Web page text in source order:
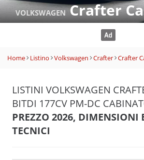
VOLKSWAGENCrafter
Home Listino Volkswagen Crafter Crafter
LISTINI VOLKSWAGEN
BITDI 177CV PM-DC
PREZZO 2026, DIMENSIONI
TECNICI